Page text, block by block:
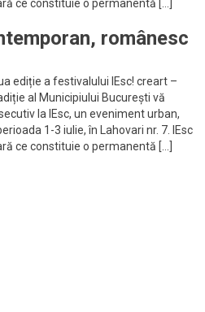
ce constituie o permanentă […]
românesc
ediție a festivalului IEsc! creart –
al Municipiului București vă
la IEsc, un eveniment urban,
1-3 iulie, în Lahovari nr. 7. IEsc
ce constituie o permanentă […]